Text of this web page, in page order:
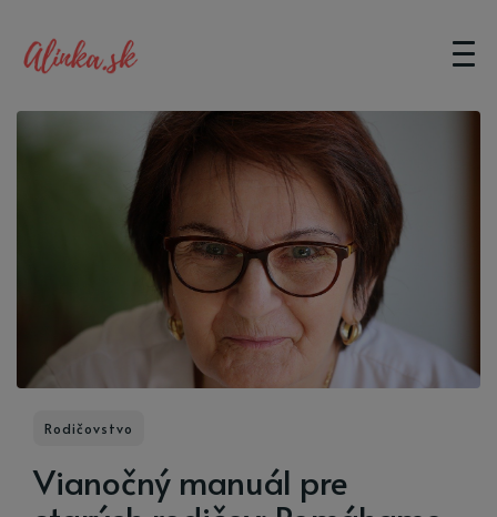
Rodičovstvo
Vianočný manuál pre